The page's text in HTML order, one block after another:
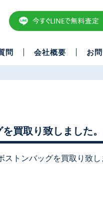
問 会社概要 お
買取り致しました。
トンバッグを買取り致し